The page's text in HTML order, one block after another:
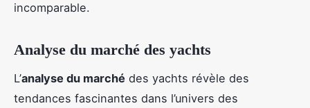
incomparable.
Analyse du marché des yachts
L’analyse du marché des yachts révèle des
tendances fascinantes dans l’univers des